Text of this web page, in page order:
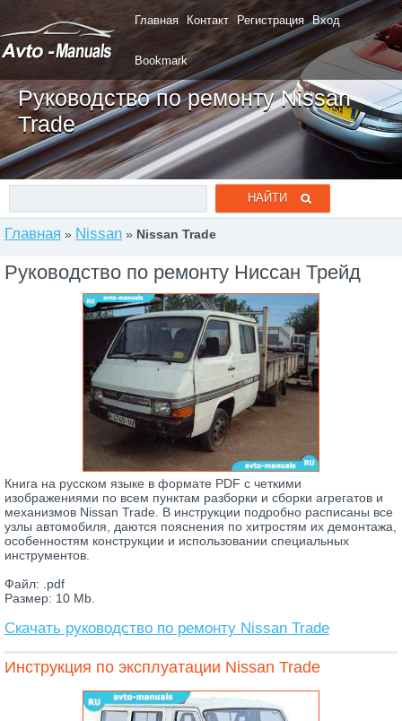
Главная Контакт Регистрация Вход
Bookmark
Руководство по ремонту Nissan
Trade
Главная » Nissan » Nissan Trade
Руководство по ремонту Ниссан Трейд
Книга на русском языке в формате PDF с четкими
изображениями по всем пунктам разборки и сборки агрегатов и
механизмов Nissan Trade. В инструкции подробно расписаны все
узлы автомобиля, даются пояснения по хитростям их демонтажа,
особенностям конструкции и использовании специальных
инструментов.
Файл: .pdf
Размер: 10 Mb.
Скачать руководство по ремонту Nissan Trade
Инструкция по эксплуатации Nissan Trade